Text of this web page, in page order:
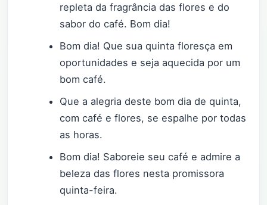
repleta da fragrância das flores e do
sabor do café. Bom dia!
Bom dia! Que sua quinta floresça em
oportunidades e seja aquecida por um
bom café.
Que a alegria deste bom dia de quinta,
com café e flores, se espalhe por todas
as horas.
Bom dia! Saboreie seu café e admire a
beleza das flores nesta promissora
quinta-feira.